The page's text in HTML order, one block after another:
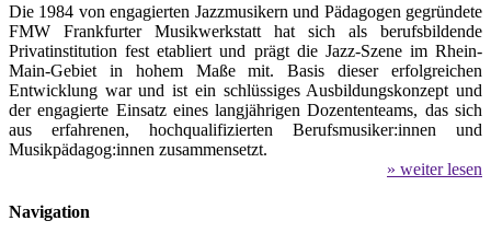
Die 1984 von engagierten Jazzmusikern und Pädagogen gegründete
FMW Frankfurter Musikwerkstatt hat sich als berufsbildende
Privatinstitution fest etabliert und prägt die Jazz-Szene im Rhein-
Main-Gebiet in hohem Maße mit. Basis dieser erfolgreichen
Entwicklung war und ist ein schlüssiges Ausbildungskonzept und
der engagierte Einsatz eines langjährigen Dozententeams, das sich
aus erfahrenen, hochqualifizierten Berufsmusiker:innen und
Musikpädagog:innen zusammensetzt.
» weiter lesen
Navigation